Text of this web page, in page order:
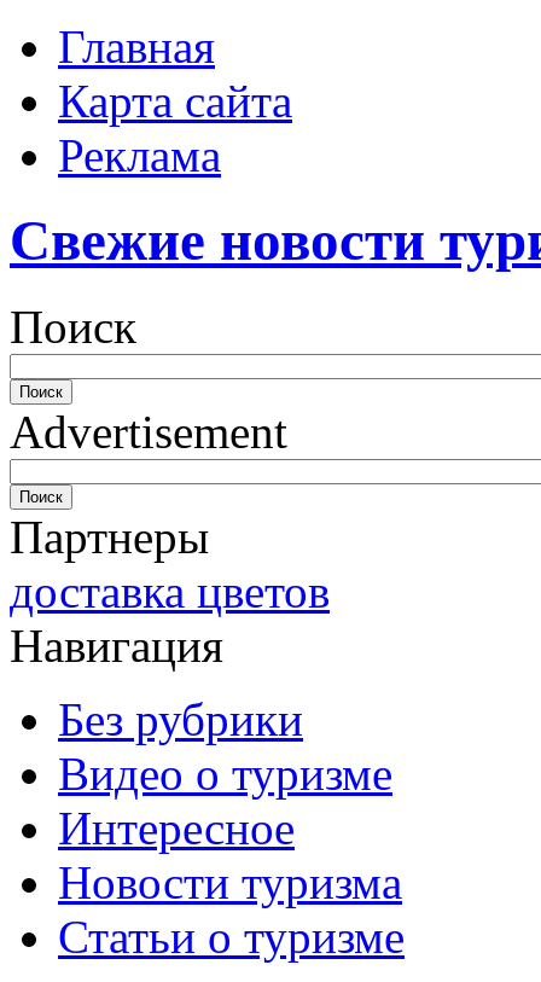
Главная
Карта сайта
Реклама
Свежие новости
Поиск
Advertisement
Партнеры
доставка цветов
Навигация
Без рубрики
Видео о туризме
Интересное
Новости туризма
Статьи о туризме